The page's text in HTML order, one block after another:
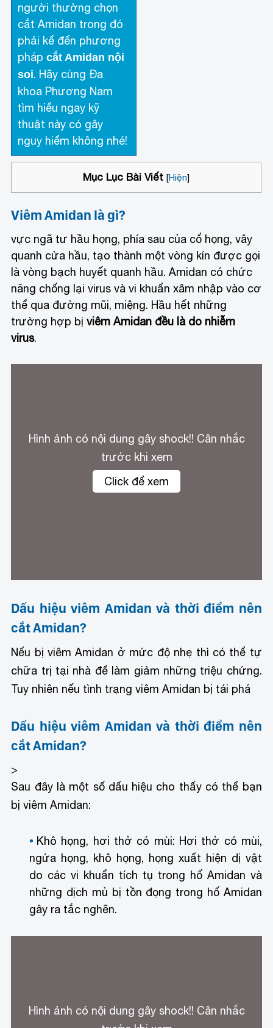
người thường chọn
cắt Amidan trong đó
phải kể đến phương
phápcắt Amidan nội
soi. Hãy cùng Đa
khoa Phương Nam
tìm hiểu ngay kỹ
thuật này có gây
nguy hiểm không nhé!
Mục Lục Bài Viết [Hiện]
Viêm Amidan là gì?
vực ngã tư hầu họng, phía sau của cổ họng, vây
quanh cửa hầu, tạo thành một vòng kín được gọi
là vòng bạch huyết quanh hầu. Amidan có chức
năng chống lại virus và vi khuẩn xâm nhập vào cơ
thể qua đường mũi, miệng. Hầu hết những
trường hợp bịviêm Amidan đều là do nhiễm
virus.
Hình ảnh có nội dung gây shock!! Cân nhắc
trước khi xem
Click để xem
Dấu hiệu viêm Amidan và thời điểm nên
cắt Amidan?
Nếu bị viêm Amidan ở mức độ nhẹ thì có thể tự
chữa trị tại nhà để làm giảm những triệu chứng.
Tuy nhiên nếu tình trạng viêm Amidan bị tái phá
Dấu hiệu viêm Amidan và thời điểm nên
cắt Amidan?
>
Sau đây là một số dấu hiệu cho thấy có thể bạn
bị viêm Amidan:
Khô họng, hơi thở có mùi: Hơi thở có mùi,
ngứa họng, khô họng, họng xuất hiện dị vật
do các vi khuẩn tích tụ trong hố Amidan và
những dịch mủ bị tồn đọng trong hố Amidan
gây ra tắc nghẽn.
Hình ảnh có nội dung gây shock!! Cân nhắc